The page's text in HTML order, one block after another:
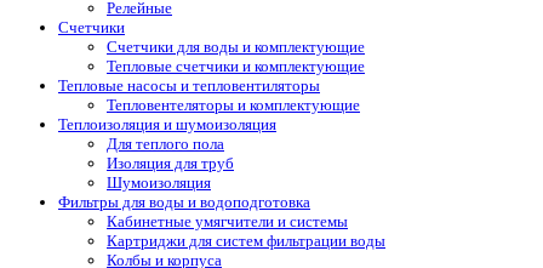
Релейные
Счетчики
Счетчики для воды и комплектующие
Тепловые счетчики и комплектующие
Тепловые насосы и тепловентиляторы
Тепловентеляторы и комплектующие
Теплоизоляция и шумоизоляция
Для теплого пола
Изоляция для труб
Шумоизоляция
Фильтры для воды и водоподготовка
Кабинетные умягчители и системы
Картриджи для систем фильтрации воды
Колбы и корпуса